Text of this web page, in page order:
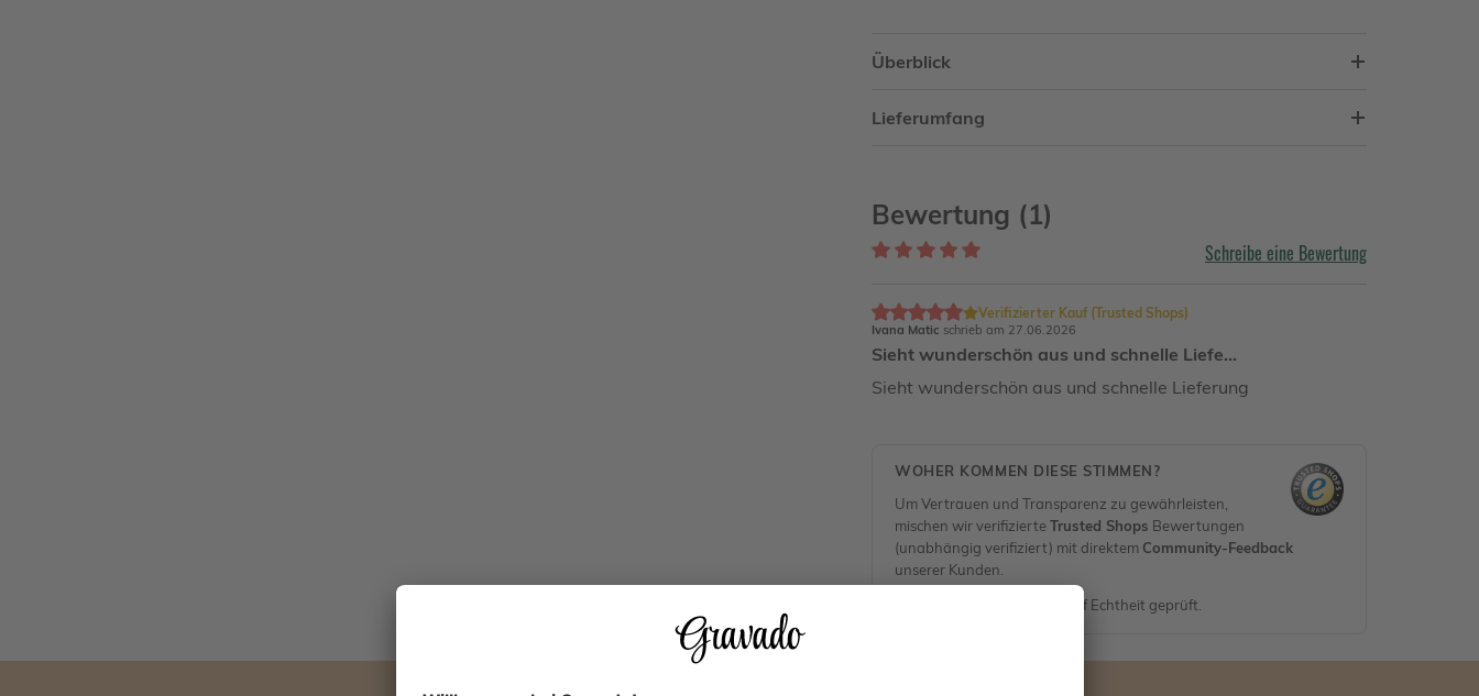
Überblick
Lieferumfang
Bewertung (1)
Schreibe eine Bewertung
Ivana Matic schrieb am 27.06.2026
Verifizierter Kauf (Trusted Shops)
Sieht wunderschön aus und schnelle Liefe…
Sieht wunderschön aus und schnelle Lieferung
WOHER KOMMEN DIESE STIMMEN?
Um Vertrauen und Transparenz zu gewährleisten,
mischen wir verifizierteTrusted Shops Bewertungen
(unabhängig verifiziert) mit direktem Community-Feedback
unserer Kunden.
Alle Rezensionen werden auf Echtheit geprüft.